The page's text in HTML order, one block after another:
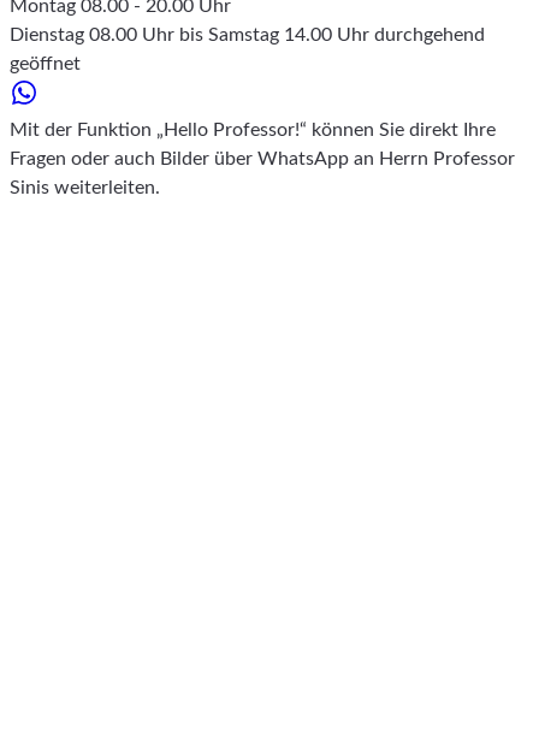
Montag 08.00 - 20.00 Uhr
Dienstag 08.00 Uhr bis Samstag 14.00 Uhr durchgehend
geöffnet
Mit der Funktion „Hello Professor!“ können Sie direkt Ihre
Fragen oder auch Bilder über WhatsApp an Herrn Professor
Sinis weiterleiten.